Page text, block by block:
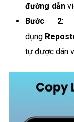
đường dẫn
Bước 2:
dụng
tự được dán